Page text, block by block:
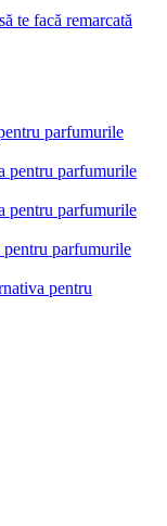
te facă remarcată
parfumurile
pentru parfumurile
pentru parfumurile
parfumurile
pentru